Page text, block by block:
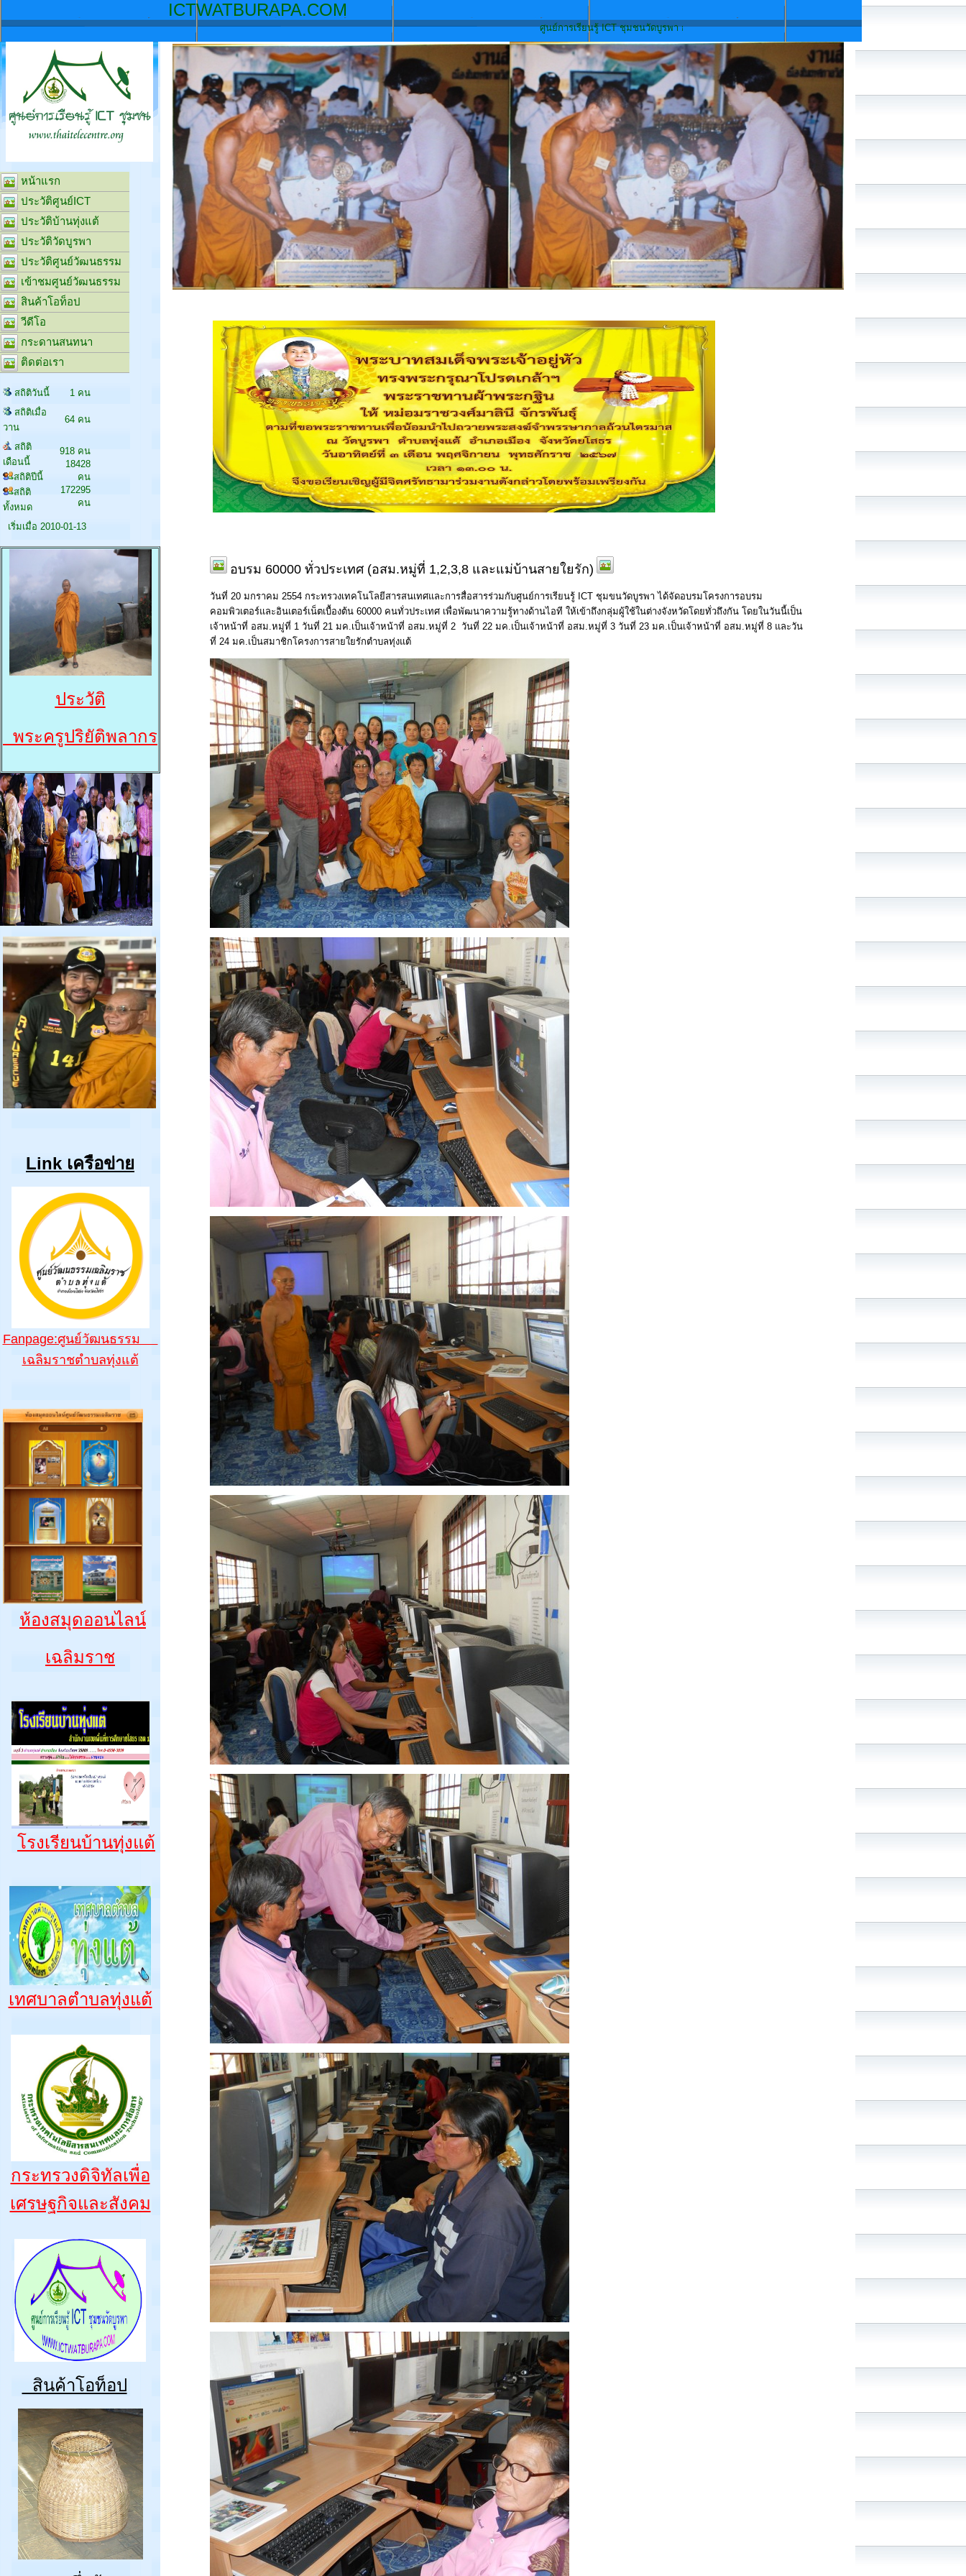
ICTWATBURAPA.COM
ศูนย์การเรียนรู้ ICT ชุมชนวัดบูรพา ก้าวหน้าด้านเทคโนโลยี เพื่อนำสิ่งที่ดีสู่ชุมชน
หน้าแรก
ประวัติศูนย์ICT
ประวัติบ้านทุ่งแต้
ประวัติวัดบูรพา
ประวัติศูนย์วัฒนธรรม
เข้าชมศูนย์วัฒนธรรม
สินค้าโอท็อป
วีดีโอ
กระดานสนทนา
ติดต่อเรา
สถิติวันนี้
1 คน
สถิติเมื่อ
วาน
64 คน
สถิติ
เดือนนี้
สถิติปีนี้
สถิติ
ทั้งหมด
918 คน
18428
คน
172295
คน
เริ่มเมื่อ 2010-01-13
ประวัติ
พระครูปริยัติพลากร
Link เครือข่าย
Fanpage:ศูนย์วัฒนธรรม
เฉลิมราชตำบลทุ่งแต้
ห้องสมุดออนไลน์
เฉลิมราช
โรงเรียนบ้านทุ่งแต้
เทศบาลตำบลทุ่งแต้
กระทรวงดิจิทัลเพื่อ
เศรษฐกิจและสังคม
สินค้าโอท็อป
อบรม 60000 ทั่วประเทศ (อสม.หมู่ที่ 1,2,3,8 และแม่บ้านสายใยรัก)
วันที่ 20 มกราคม 2554 กระทรวงเทคโนโลยีสารสนเทศและการสื่อสารร่วมกับศูนย์การเรียนรู้ ICT ชุมขนวัดบูรพา ได้จัดอบรมโครงการอบรม
คอมพิวเตอร์และอินเตอร์เน็ตเบื้องต้น 60000 คนทั่วประเทศ เพื่อพัฒนาความรู้ทางด้านไอที ให้เข้าถึงกลุ่มผู้ใช้ในต่างจังหวัดโดยทั่วถึงกัน โดยในวันนี้เป็น
เจ้าหน้าที่ อสม.หมู่ที่ 1 วันที่ 21 มค.เป็นเจ้าหน้าที่ อสม.หมู่ที่ 2 วันที่ 22 มค.เป็นเจ้าหน้าที่ อสม.หมู่ที่ 3 วันที่ 23 มค.เป็นเจ้าหน้าที่ อสม.หมู่ที่ 8 และวัน
ที่ 24 มค.เป็นสมาชิกโครงการสายใยรักตำบลทุ่งแต้